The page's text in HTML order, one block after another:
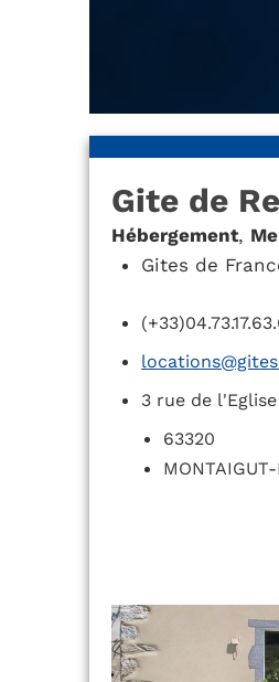
Gite de
Hébergement,
Gites de
3 rue de l'Eglise
63320